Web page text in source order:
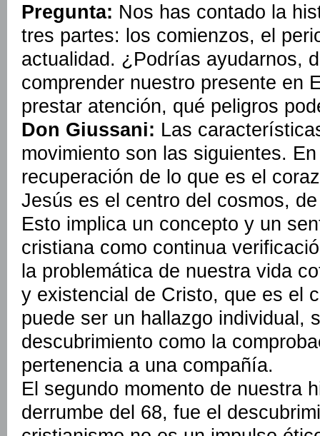
Pregunta: Nos has contado la
tres partes: los comienzos, el
actualidad. ¿Podrías ayudarnos,
comprender nuestro presente en
prestar atención, qué peligros
Don Giussani: Las
movimiento son las siguientes.
recuperación de lo que es el
Jesús es el centro del cosmos,
Esto implica un concepto y un
cristiana como continua
la problemática de nuestra vida
y existencial de Cristo, que es el
puede ser un hallazgo individual,
descubrimiento como la
pertenencia a una compañía.
El segundo momento de nuestra
derrumbe del 68, fue el